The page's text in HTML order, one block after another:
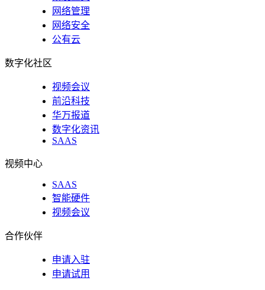
网络管理
网络安全
公有云
数字化社区
视频会议
前沿科技
华万报道
数字化资讯
SAAS
视频中心
SAAS
智能硬件
视频会议
合作伙伴
申请入驻
申请试用